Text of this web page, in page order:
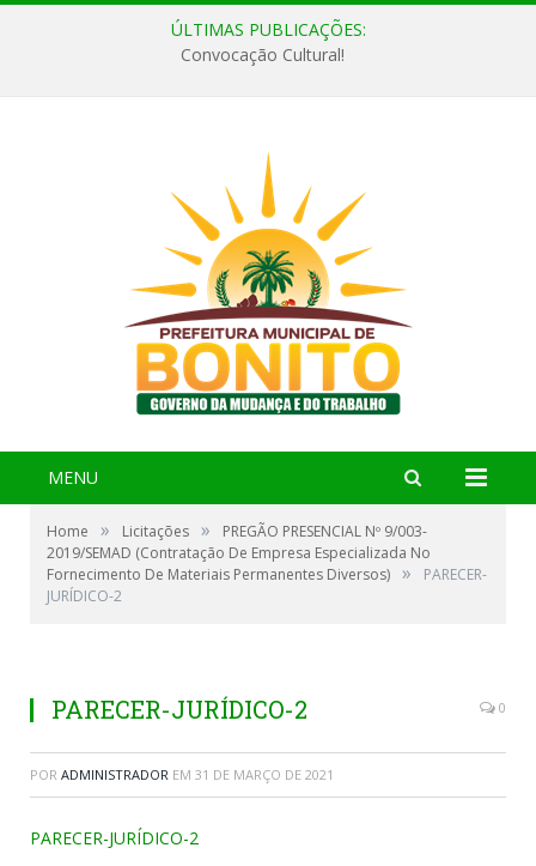
ÚLTIMAS PUBLICAÇÕES:
Convocação Cultural!
MENU
Home » Licitações »
PREGÃO PRESENCIAL Nº 9/003-
2019/SEMAD (Contratação De Empresa Especializada No
Fornecimento De Materiais Permanentes Diversos) »
PARECER-
JURÍDICO-2
PARECER-JURÍDICO-2 0
POR ADMINISTRADOR EM 31 DE MARÇO DE 2021
PARECER-JURÍDICO-2